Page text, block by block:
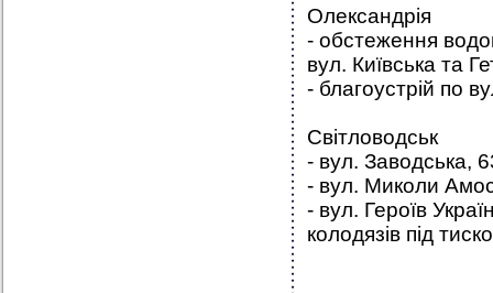
Олександрія
- обстеження
вул. Київська та
- благоустрій по
Світловодськ
- вул. Заводська,
- вул. Миколи
- вул. Героїв
колодязів під